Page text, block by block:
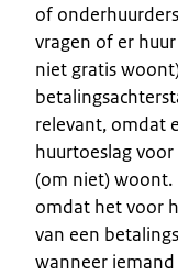
of
vragen of er
niet gratis
relevant, omdat
huurtoeslag
(om niet) woont.
omdat het voor
van een
wanneer